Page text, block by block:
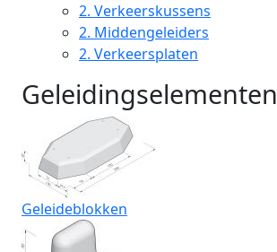
2. Verkeerskussens
2. Middengeleiders
2. Verkeersplaten
Geleidingselementen
Geleideblokken